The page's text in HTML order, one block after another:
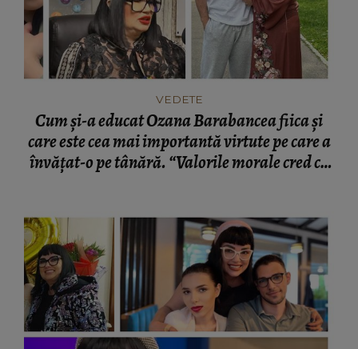
VEDETE
Cum și-a educat Ozana Barabancea fiica și
care este cea mai importantă virtute pe care a
învățat-o pe tânără. “Valorile morale cred că